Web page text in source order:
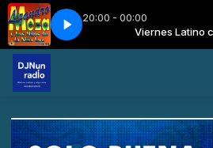
20:00 - 00:00
Dj. NuN Viernes Latino
Lisandro Meza -